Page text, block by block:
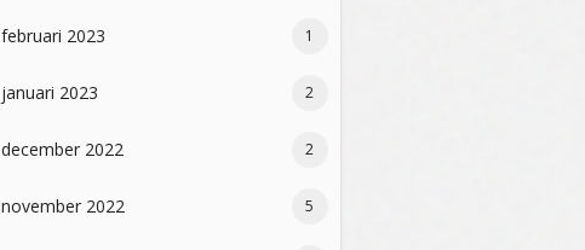
februari 2023 1
januari 2023 2
december 2022 2
november 2022 5